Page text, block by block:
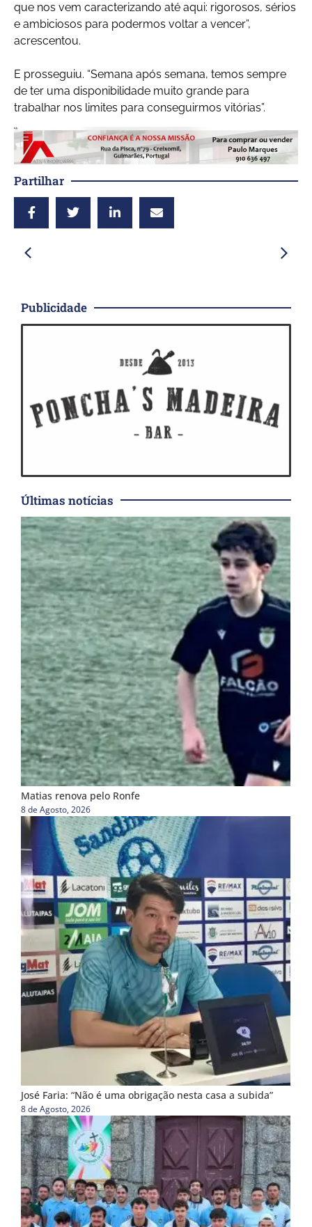
que nos vem caracterizando até aqui: rigorosos, sérios
e ambiciosos para podermos voltar a vencer”,
acrescentou.
E prosseguiu. “Semana após semana, temos sempre
de ter uma disponibilidade muito grande para
trabalhar nos limites para conseguirmos vitórias”.
Partilhar
Publicidade
Últimas notícias
Matias renova pelo Ronfe
8 de Agosto, 2026
José Faria: “Não é uma obrigação nesta casa a subida”
8 de Agosto, 2026